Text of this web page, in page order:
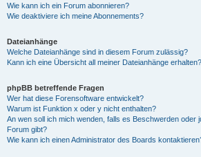
Wie kann ich ein Forum abonnieren?
Wie deaktiviere ich meine Abonnements?
Dateianhänge
Welche Dateianhänge sind in diesem Forum zulässig?
Kann ich eine Übersicht all meiner Dateianhänge erhalten?
phpBB betreffende Fragen
Wer hat diese Forensoftware entwickelt?
Warum ist Funktion x oder y nicht enthalten?
An wen soll ich mich wenden, falls es Beschwerden oder
Forum gibt?
Wie kann ich einen Administrator des Boards